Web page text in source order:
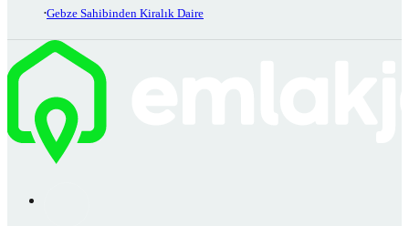
Gebze Sahibinden Kiralık Daire